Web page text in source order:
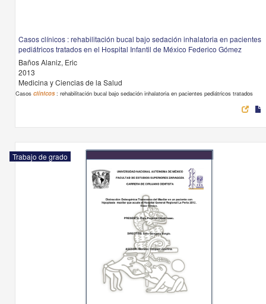
Casos clínicos : rehabilitación bucal bajo sedación inhalatoria en pacientes
pediátricos tratados en el Hospital Infantil de México Federico Gómez
Baños Alaniz, Eric
2013
Medicina y Ciencias de la Salud
Casosclínicos: rehabilitación bucal bajo sedación inhalatoria en pacientes pediátricos tratados
Trabajo de grado